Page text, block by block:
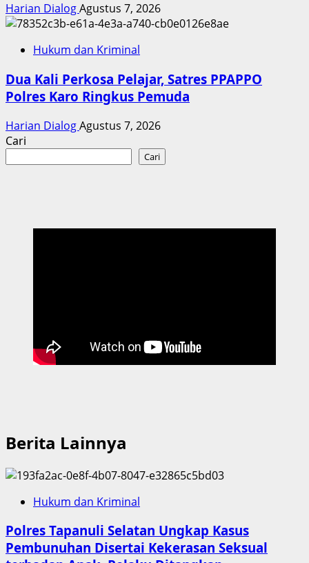
Harian DialogAgustus 7, 2026
Hukum dan Kriminal
Dua Kali Perkosa Pelajar, Satres PPAPPO
Polres Karo Ringkus Pemuda
Harian DialogAgustus 7, 2026
Cari
Cari
Berita Lainnya
Hukum dan Kriminal
Polres Tapanuli Selatan Ungkap Kasus
Pembunuhan Disertai Kekerasan Seksual